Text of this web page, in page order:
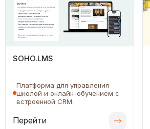
SOHO.LMS
Платформа для управления
школой и онлайн-обучением с
встроенной CRM.
Перейти